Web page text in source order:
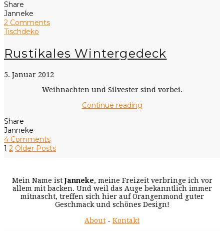
Share
Janneke
2 Comments
Tischdeko
Rustikales Wintergedeck
5. Januar 2012
Weihnachten und Silvester sind vorbei.
Continue reading
Share
Janneke
4 Comments
1 2 Older Posts
Mein Name istJanneke, meine Freizeit verbringe ich vor
allem mit backen. Und weil das Auge bekanntlich immer
mitnascht, treffen sich hier auf Orangenmond guter
Geschmack und schönes Design!
About - Kontakt